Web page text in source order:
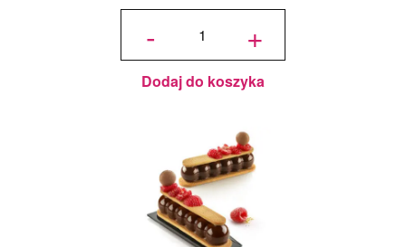
-
ilość
TEDDY
BEAR 68
– do
monoporcji
misie 3D –
+
Dodaj do koszyka